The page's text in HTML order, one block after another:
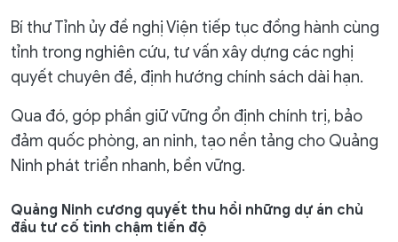
Bí thư Tỉnh ủy đề nghị Viện tiếp tục đồng hành cùng
tỉnh trong nghiên cứu, tư vấn xây dựng các nghị
quyết chuyên đề, định hướng chính sách dài hạn.
Qua đó, góp phần giữ vững ổn định chính trị, bảo
đảm quốc phòng, an ninh, tạo nền tảng cho Quảng
Ninh phát triển nhanh, bền vững.
Quảng Ninh cương quyết thu hồi những dự án chủ
đầu tư cố tình chậm tiến độ